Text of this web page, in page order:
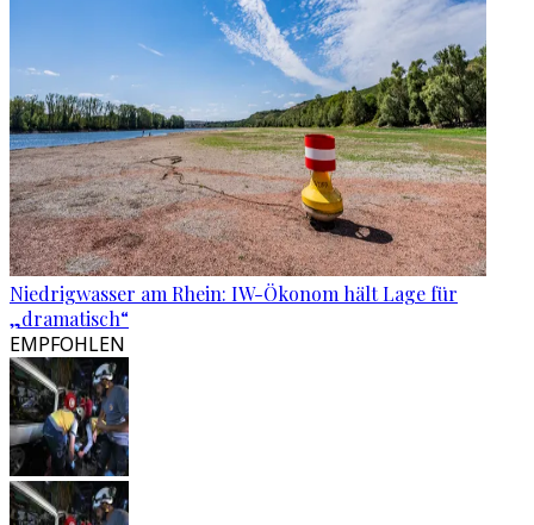
Niedrigwasser am Rhein: IW-Ökonom hält Lage für
„dramatisch“
EMPFOHLEN